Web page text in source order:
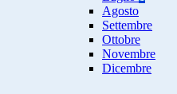
Agosto
Settembre
Ottobre
Novembre
Dicembre